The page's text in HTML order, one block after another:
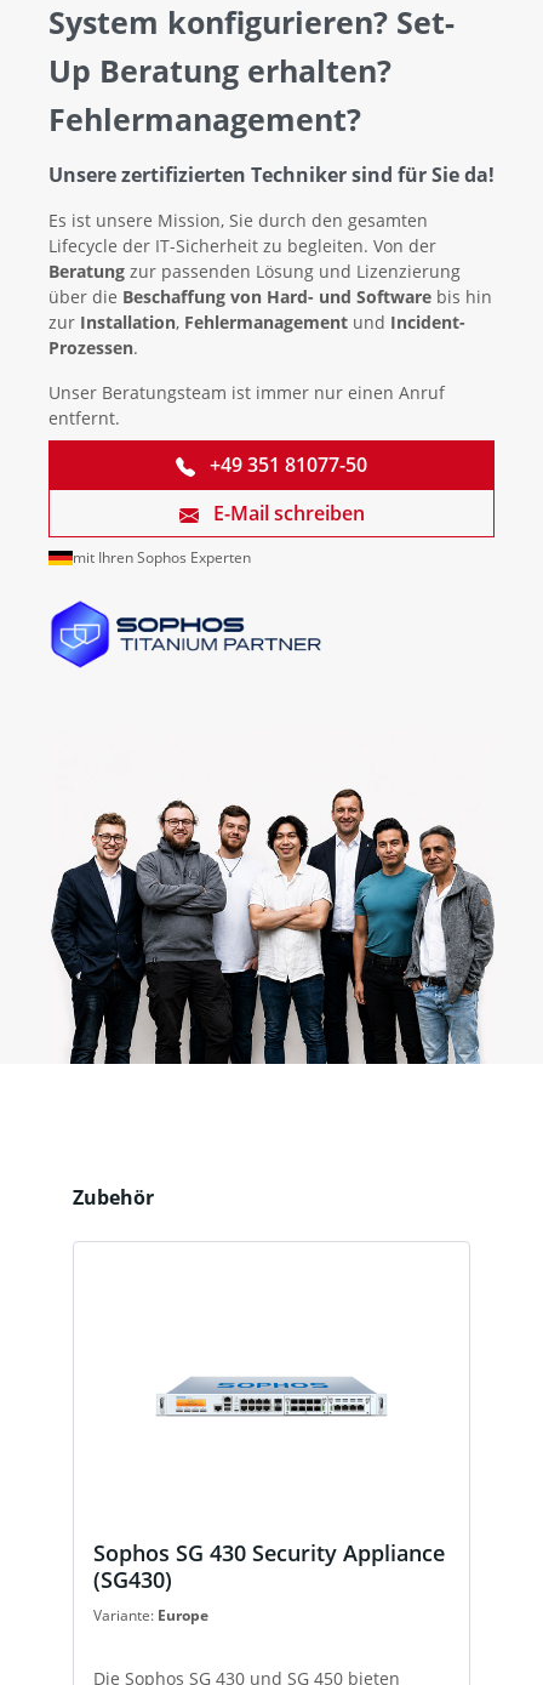
System konfigurieren? Set-
Up Beratung erhalten?
Fehlermanagement?
Unsere zertifizierten Techniker sind für Sie da!
Es ist unsere Mission, Sie durch den gesamten
Lifecycle der IT-Sicherheit zu begleiten. Von der
Beratung zur passenden Lösung und Lizenzierung
über die Beschaffung von Hard- und Software bis hin
zur Installation, Fehlermanagement und Incident-
Prozessen.
Unser Beratungsteam ist immer nur einen Anruf
entfernt.
+49 351 81077-50
E-Mail schreiben
mit Ihren Sophos Experten
Produktgalerie überspringen
Zubehör
Sophos SG 430 Security Appliance
(SG430)
Variante: Europe
Die Sophos SG 430 und SG 450 bieten